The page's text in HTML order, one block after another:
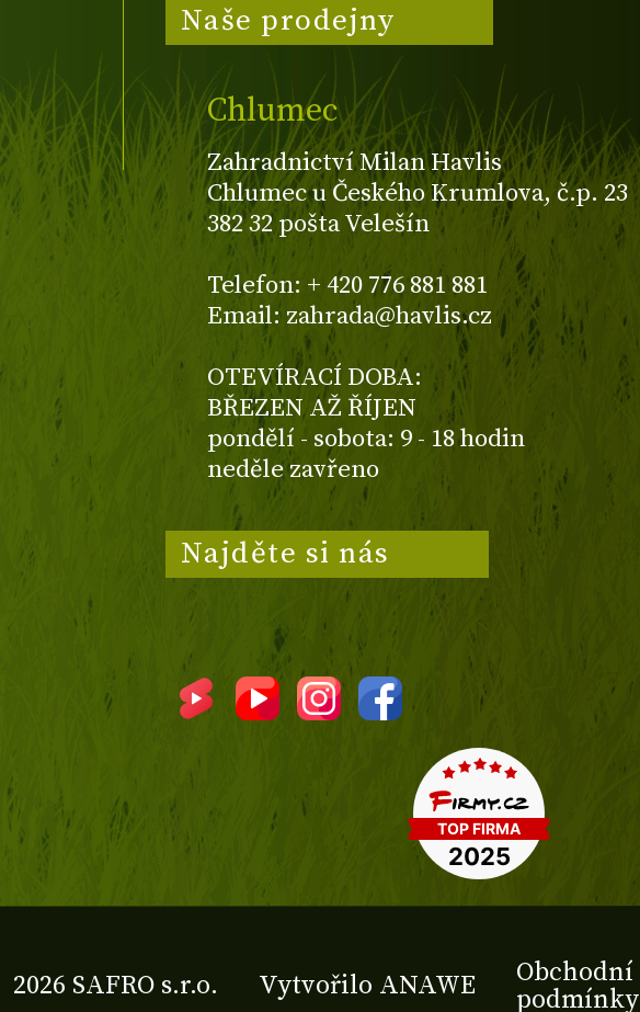
Naše prodejny
Chlumec
Zahradnictví Milan Havlis
Chlumec u Českého Krumlova, č.p. 23
382 32 pošta Velešín
Telefon: + 420 776 881 881
Email: zahrada@havlis.cz
OTEVÍRACÍ DOBA:
BŘEZEN AŽ ŘÍJEN
pondělí - sobota: 9 - 18 hodin
neděle zavřeno
Najděte si nás
2026 SAFRO s.r.o. Vytvořilo ANAWE
Obchodní
podmínky